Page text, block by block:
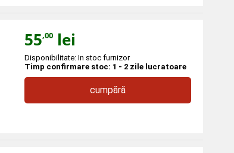
55,00 lei
Disponibilitate: In stoc furnizor
Timp confirmare stoc: 1 - 2 zile lucratoare
cumpără